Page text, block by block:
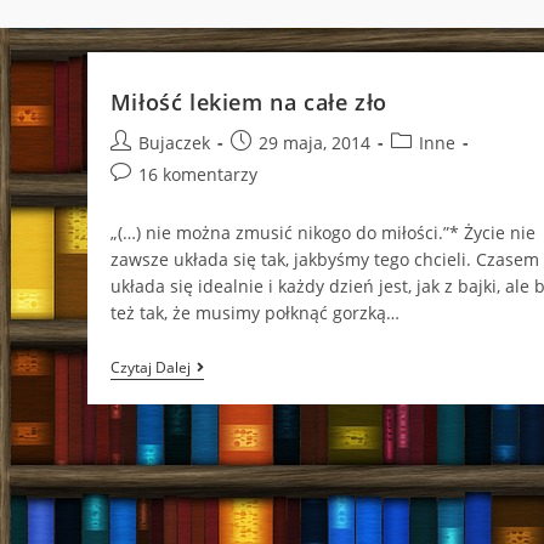
Miłość lekiem na całe zło
Post
author:
Bujaczek
Post
published:
29 maja, 2014
PostInne
Post16 komentarzy
„(…) nie można zmusić nikogo do miłości.”* Życie nie
zawsze układa się tak, jakbyśmy tego chcieli. Czasem
układa się idealnie i każdy dzień jest, jak z bajki, ale
też tak, że musimy połknąć gorzką…
Czytaj DalejMiłość
Lekiem
Na